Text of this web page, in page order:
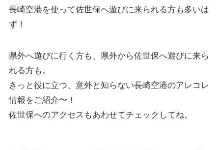
長崎空港を使って佐世保へ遊びに来られる方も多いは
ず！
県外へ遊びに行く方も、県外から佐世保へ遊びに来ら
れる方も。
きっと役に立つ、意外と知らない長崎空港のアレコレ
情報をご紹介〜！
佐世保へのアクセスもあわせてチェックしてね。